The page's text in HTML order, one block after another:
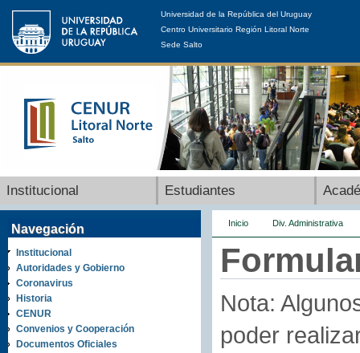
Universidad de la República del Uruguay
Centro Universitario Región Litoral Norte
Sede Salto
Institucional Estudiantes
Navegación
Institucional
Autoridades y Gobierno
Coronavirus
Historia
CENUR
Convenios y Cooperación
Documentos Oficiales
Inicio Div. Administrativa
Nota:
poder